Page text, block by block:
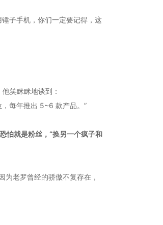
子手机，你们一定要记得，这
笑眯眯地谈到：
每年推出 5~6 款产品。”
怕就是粉丝，“换另一个疯子和
老罗曾经的骄傲不复存在，